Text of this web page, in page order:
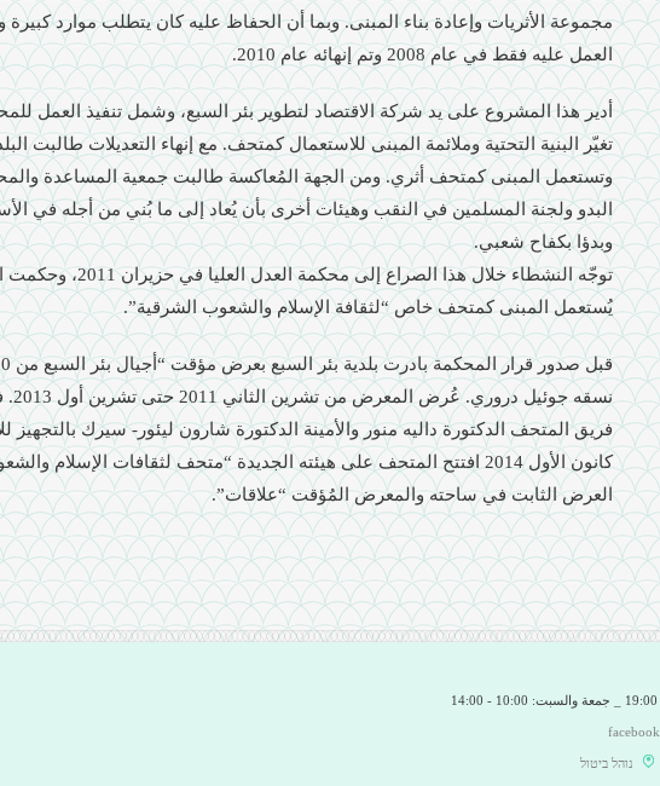
مجموعة الأثريات وإعادة بناء المبنى. وبما أن الحفاظ عليه كان يتطلب موارد كبيرة
العمل عليه فقط في عام 2008 وتم إنهائه عام 2010.
أدير هذا المشروع على يد شركة الاقتصاد لتطوير بئر السبع، وشمل تنفيذ العمل
تغيّر البنية التحتية وملائمة المبنى للاستعمال كمتحف. مع إنهاء التعديلات طالبت
وتستعمل المبنى كمتحف أثري. ومن الجهة المُعاكسة طالبت جمعية المساعدة
البدو ولجنة المسلمين في النقب وهيئات أخرى بأن يُعاد إلى ما بُني من أجله في
وبدؤا بكفاح شعبي.
توجّه النشطاء خلال هذا الصراع إلى
يُستعمل المبنى كمتحف خاص “لثقافة الإسلام والشعوب الشرقية”.
نسقه
فريق المتحف الدكتورة داليه منور والأمينة الدكتورة شارون ليئور- سيرك بالتجهيز
كانون الأول 2014 افتتح المتحف على هيئته الجديدة “متحف لثقافات الإسلام
العرض الثابت في ساحته والمعرض المُؤقت “علاقات”.
facebook
נוהל ביטול